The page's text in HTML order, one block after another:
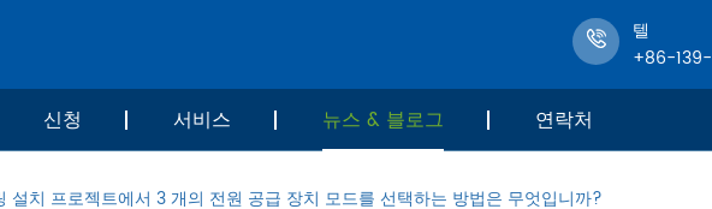
텔
+86-
신청 서비스 뉴스 & 블로그 연락처
설치 프로젝트에서 3 개의 전원 공급 장치 모드를 선택하는 방법은 무엇입니까?